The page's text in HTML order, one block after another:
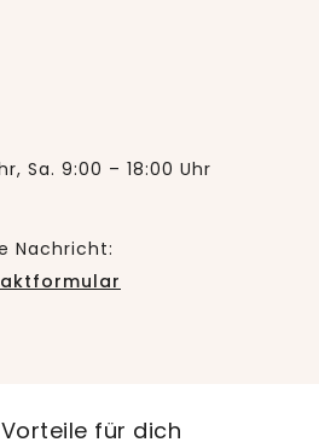
Sa. 9:00 – 18:00 Uhr
Nachricht:
für dich